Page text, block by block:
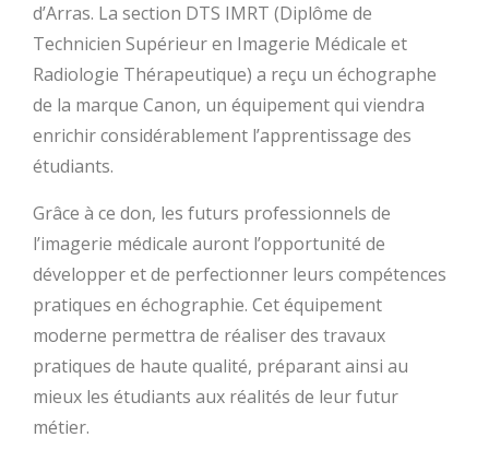
d’Arras. La section DTS IMRT (Diplôme de
Technicien Supérieur en Imagerie Médicale et
Radiologie Thérapeutique) a reçu un échographe
de la marque Canon, un équipement qui viendra
enrichir considérablement l’apprentissage des
étudiants.
Grâce à ce don, les futurs professionnels de
l’imagerie médicale auront l’opportunité de
développer et de perfectionner leurs compétences
pratiques en échographie. Cet équipement
moderne permettra de réaliser des travaux
pratiques de haute qualité, préparant ainsi au
mieux les étudiants aux réalités de leur futur
métier.